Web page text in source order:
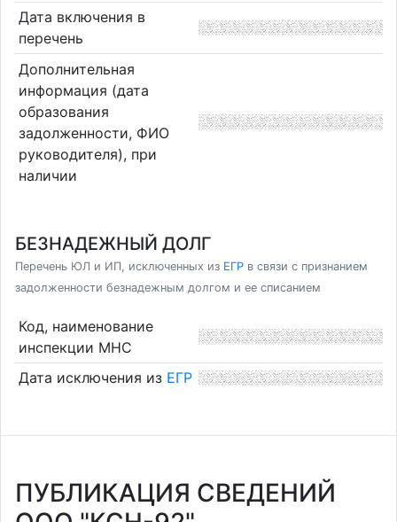
Дата включения в
перечень
Дополнительная
информация (дата
образования
задолженности, ФИО
руководителя), при
наличии
БЕЗНАДЕЖНЫЙ ДОЛГ
Перечень ЮЛ и ИП, исключенных из ЕГР в связи с признанием
задолженности безнадежным долгом и ее списанием
Код, наименование
инспекции МНС
Дата исключения из ЕГР
ПУБЛИКАЦИЯ СВЕДЕНИЙ